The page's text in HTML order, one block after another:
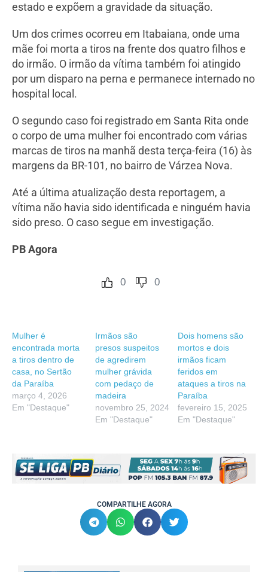
estado e expõem a gravidade da situação.
Um dos crimes ocorreu em Itabaiana, onde uma
mãe foi morta a tiros na frente dos quatro filhos e
do irmão. O irmão da vítima também foi atingido
por um disparo na perna e permanece internado no
hospital local.
O segundo caso foi registrado em Santa Rita onde
o corpo de uma mulher foi encontrado com várias
marcas de tiros na manhã desta terça-feira (16) às
margens da BR-101, no bairro de Várzea Nova.
Até a última atualização desta reportagem, a
vítima não havia sido identificada e ninguém havia
sido preso. O caso segue em investigação.
PB Agora
0 0
Mulher é
encontrada morta
a tiros dentro de
casa, no Sertão
da Paraíba
março 4, 2026
Em "Destaque"
Irmãos são
presos suspeitos
de agredirem
mulher grávida
com pedaço de
madeira
novembro 25, 2024
Em "Destaque"
Dois homens são
mortos e dois
irmãos ficam
feridos em
ataques a tiros na
Paraíba
fevereiro 15, 2025
Em "Destaque"
COMPARTILHE AGORA